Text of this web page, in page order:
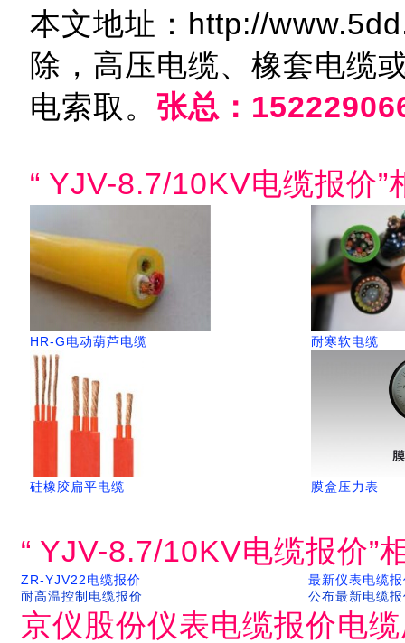
本文地址：http://
除，高压电缆、橡套电缆
电索取。 张总：
“ YJV-8.7/10KV电缆报价
HR-G电动葫芦电缆 耐寒软电缆
硅橡胶扁平电缆 膜盒压力表
“ YJV-8.7/10KV电缆报价”
ZR-YJV22电缆报价
最新仪表电缆
耐高温控制电缆报价
公布最新电缆
京仪股份仪表电缆报价电